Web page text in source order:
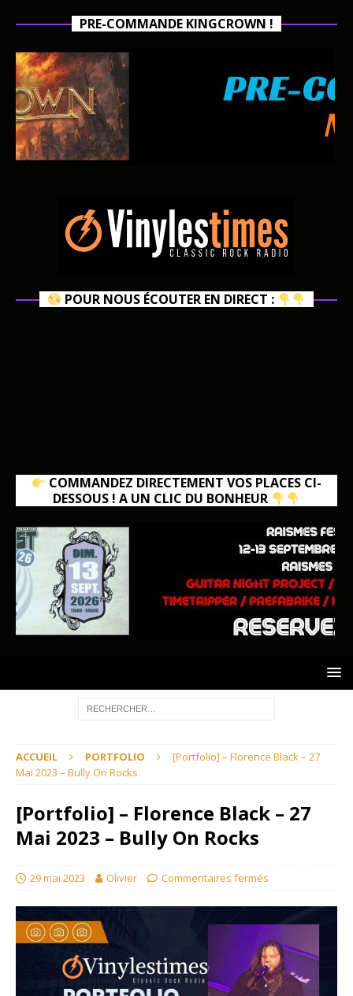
PRE-COMMANDE KINGCROWN !
POUR NOUS ÉCOUTER EN DIRECT :
COMMANDEZ DIRECTEMENT VOS PLACES CI-
DESSOUS ! A UN CLIC DU BONHEUR
ACCUEIL PORTFOLIO
[Portfolio] – Florence Black – 27
Mai 2023 – Bully On Rocks
[Portfolio] – Florence Black – 27
Mai 2023 – Bully On Rocks
29 mai 2023 Olivier Commentaires fermés